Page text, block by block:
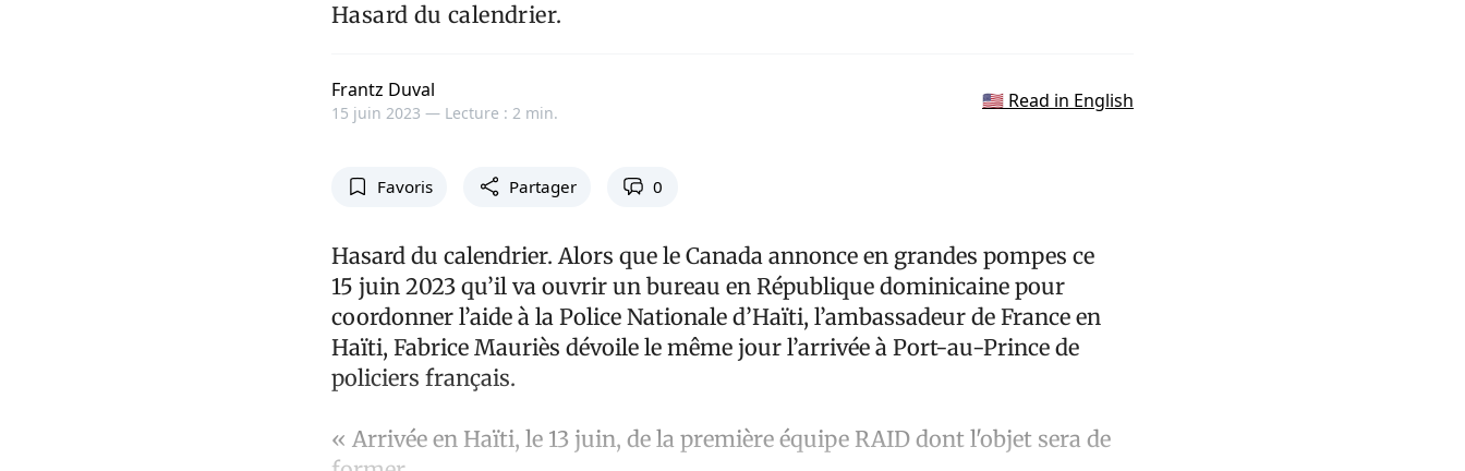
Hasard du calendrier.
Frantz Duval
15 juin 2023 — Lecture : 2 min.
🇺🇸 Read in English
Favoris Partager 0
Hasard du calendrier. Alors que le Canada annonce en grandes pompes ce
15 juin 2023 qu’il va ouvrir un bureau en République dominicaine pour
coordonner l’aide à la Police Nationale d’Haïti, l’ambassadeur de France en
Haïti, Fabrice Mauriès dévoile le même jour l’arrivée à Port-au-Prince de
policiers français.
« Arrivée en Haïti, le 13 juin, de la première équipe RAID dont l'objet sera de